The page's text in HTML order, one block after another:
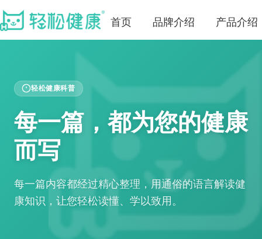
首页 品牌介绍 产品介绍
轻松健康科普
每一篇，都为您的健康
而写
每一篇内容都经过精心整理，用通俗的语言解读健
康知识，让您轻松读懂、学以致用。